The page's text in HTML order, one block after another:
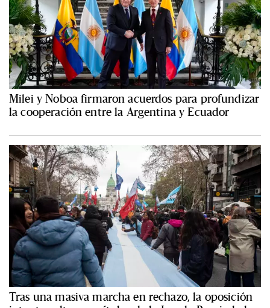
Milei y Noboa firmaron acuerdos para profundizar
la cooperación entre la Argentina y Ecuador
Tras una masiva marcha en rechazo, la oposición